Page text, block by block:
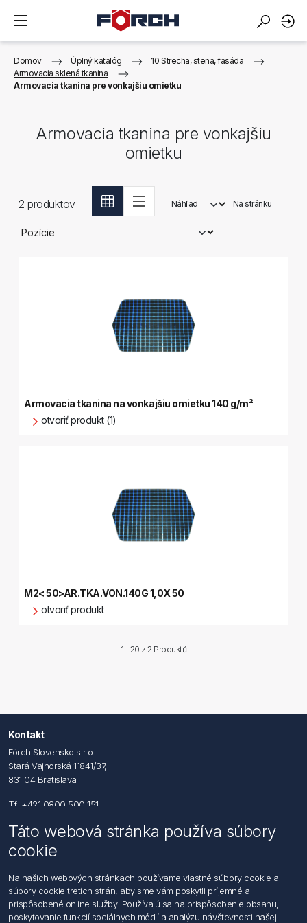
Domov Úplný katalóg
10 Strecha, stena, fasáda
Armovacia sklená tkanina
Armovacia tkanina pre vonkajšiu omietku
Armovacia tkanina pre vonkajšiu
omietku
2 produktov Náhľad Na stránku
Armovacia tkanina na vonkajšiu omietku 140 g/m²
otvoriť produkt (1)
M2< 50>AR.TKA.VON.140G 1,0X 50
otvoriť produkt
1 - 20 z2 Produktů
Kontakt
Förch Slovensko s.r.o.
Stará Vajnorská 11841/37,
831 04 Bratislava
Tf: +421 0800 500 151
Email: office@foerch.sk
Kontaktujte nás
Informácie
Imprint
Táto webová stránka používa súbory
cookie
Na našich webových stránkach používame vlastné súbory cookie a
súbory cookie tretích strán, aby sme vám poskytli príjemné a
prispôsobené online služby. Používajú sa na prispôsobenie obsahu,
poskytovanie funkcií sociálnych médií a analýzu návštevnosti našej